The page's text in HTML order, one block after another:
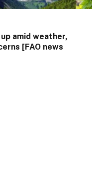
amid weather,
[FAO news